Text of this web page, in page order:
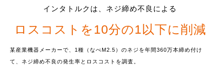
インタトルクは、ネジ締め不良による
ロスコストを10分の1以下に削減
某産業機器メーカーで、1種（なべM2.5）のネジを年間360万本締め付け
て、ネジ締め不良の発生率とロスコストを調査。